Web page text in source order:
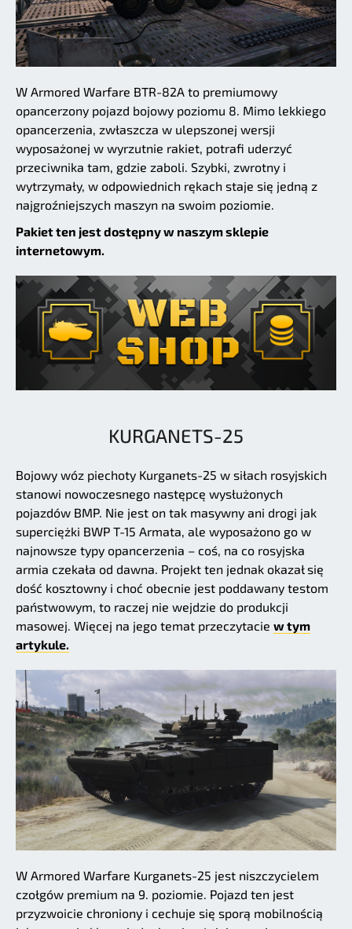
W Armored Warfare BTR-82A to premiumowy
opancerzony pojazd bojowy poziomu 8. Mimo lekkiego
opancerzenia, zwłaszcza w ulepszonej wersji
wyposażonej w wyrzutnie rakiet, potrafi uderzyć
przeciwnika tam, gdzie zaboli. Szybki, zwrotny i
wytrzymały, w odpowiednich rękach staje się jedną z
najgroźniejszych maszyn na swoim poziomie.
Pakiet ten jest dostępny w naszym sklepie
internetowym.
KURGANETS-25
Bojowy wóz piechoty Kurganets-25 w siłach rosyjskich
stanowi nowoczesnego następcę wysłużonych
pojazdów BMP. Nie jest on tak masywny ani drogi jak
superciężki BWP T-15 Armata, ale wyposażono go w
najnowsze typy opancerzenia – coś, na co rosyjska
armia czekała od dawna. Projekt ten jednak okazał się
dość kosztowny i choć obecnie jest poddawany testom
państwowym, to raczej nie wejdzie do produkcji
masowej. Więcej na jego temat przeczytacie w tym
artykule.
W Armored Warfare Kurganets-25 jest niszczycielem
czołgów premium na 9. poziomie. Pojazd ten jest
przyzwoicie chroniony i cechuje się sporą mobilnością